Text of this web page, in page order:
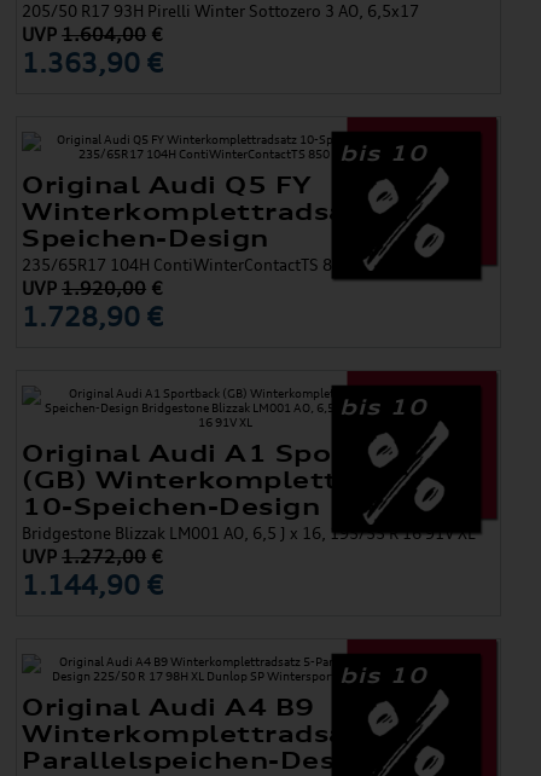
205/50 R17 93H Pirelli Winter Sottozero 3 AO, 6,5x17
UVP1.604,00 €
1.363,90 €
bis 10
Original Audi Q5 FY
Winterkomplettradsatz 10-
Speichen-Design
235/65R17 104H ContiWinterContactTS 850 P AO, 7x17
UVP1.920,00 €
1.728,90 €
bis 10
Original Audi A1 Sportback
(GB) Winterkomplettradsatz
10-Speichen-Design
Bridgestone Blizzak LM001 AO, 6,5 J x 16, 195/55 R 16 91V XL
UVP1.272,00 €
1.144,90 €
bis 10
Original Audi A4 B9
Winterkomplettradsatz 5-
Parallelspeichen-Design